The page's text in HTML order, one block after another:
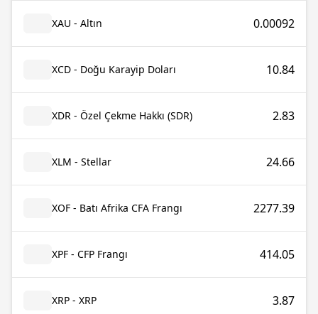
XAU - Altın 0.00092
XCD - Doğu Karayip Doları 10.84
XDR - Özel Çekme Hakkı (SDR) 2.83
XLM - Stellar 24.66
XOF - Batı Afrika CFA Frangı 2277.39
XPF - CFP Frangı 414.05
XRP - XRP 3.87